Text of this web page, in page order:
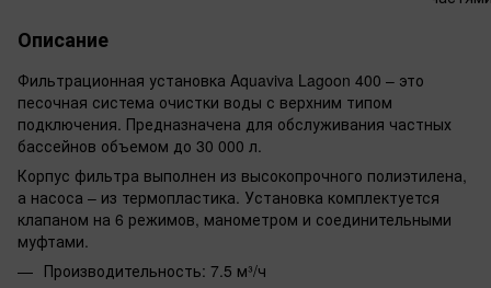
Описание
Фильтрационная установка Aquaviva Lagoon 400 – это
песочная система очистки воды с верхним типом
подключения. Предназначена для обслуживания частных
бассейнов объемом до 30 000 л.
Корпус фильтра выполнен из высокопрочного полиэтилена,
а насоса – из термопластика. Установка комплектуется
клапаном на 6 режимов, манометром и соединительными
муфтами.
Производительность: 7.5 м³/ч